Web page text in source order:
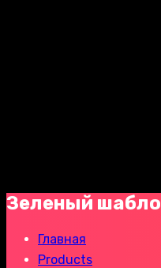
Зеленый
Главная
Products